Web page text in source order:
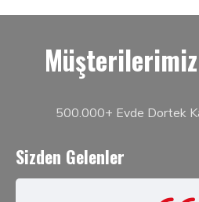
500.000+ Evde Dortek
Sizden Gelenler